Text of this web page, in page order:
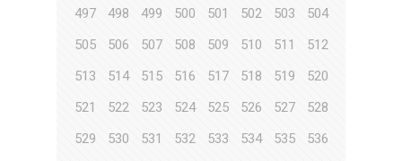
497
498 499 500 501 502 503
504
505
506 507 508 509 510 511
512
513
514 515 516 517 518 519
520
521
522 523 524 525 526 527
528
529
530 531 532 533 534 535
536